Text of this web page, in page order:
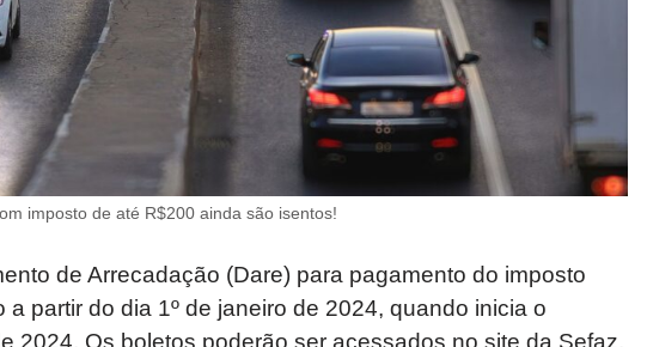
imposto de até R$200 ainda são isentos!
de Arrecadação (Dare) para pagamento do imposto
partir do dia 1º de janeiro de 2024, quando inicia o
2024. Os boletos poderão ser acessados no site da Sefaz.